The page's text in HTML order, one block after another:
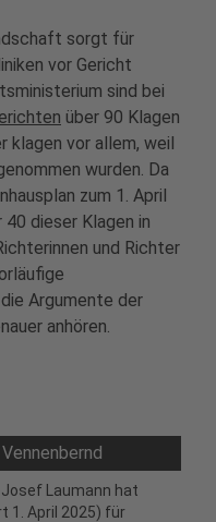
sorgt für
vor Gericht
sind bei
über 90 Klagen
klagen vor allem, weil
wurden. Da
zum 1. April
dieser Klagen in
und Richter
Argumente der
anhören.
Laumann hat
1. April 2025) für